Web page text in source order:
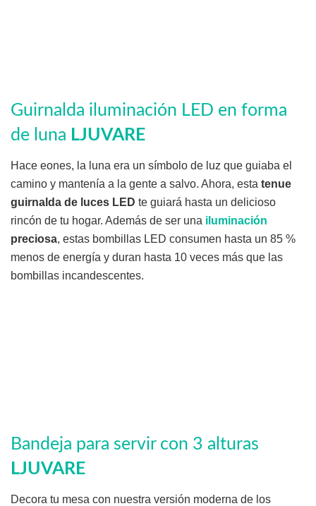
Guirnalda iluminación LED en forma
de luna LJUVARE
Hace eones, la luna era un símbolo de luz que guiaba el
camino y mantenía a la gente a salvo. Ahora, esta tenue
guirnalda de luces LED te guiará hasta un delicioso
rincón de tu hogar. Además de ser una iluminación
preciosa, estas bombillas LED consumen hasta un 85 %
menos de energía y duran hasta 10 veces más que las
bombillas incandescentes.
Bandeja para servir con 3 alturas
LJUVARE
Decora tu mesa con nuestra versión moderna de los